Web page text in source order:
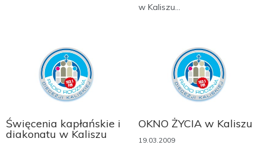
w Kaliszu...
Święcenia kapłańskie i
diakonatu w Kaliszu
OKNO ŻYCIA w Kaliszu
19.03.2009